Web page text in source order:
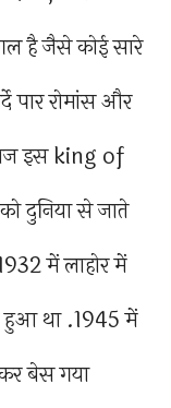
है जैसे कोई सारे
पार रोमांस और
इस king of
दुनिया से जाते
में लाहोर में
हुआ था .1945 में
बेस गया